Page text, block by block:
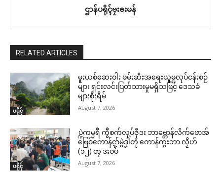
ဌာန်ပရိုၚ်ဗၠးၜးမန်
RELATED ARTICLES
ပရိုၚ်
မူးယစ်ဆေးဝါး ဖမ်းဆီးအရေးယူမှုလုပ်ငန်းစဉ်
များ ရှင်းလင်းပြတ်သားမှုမရှိသဖြင့် ဒေသခံ
များစိုးရိမ်
August 7, 2026
ပရိုၚ်
ပ္ဍဲကမ္မရဳ ကွဳစက်လုပ်ဇီုဒး ဘာဗ္တောန်လိက်ဖောအ်
ဗြေဝ်ကောန်ၚာ်မွဲဒၞါဲတုဲ ကောန်ကွးဘာ လၟိဟ်
(၁၂) တၠ ဒးဝပ်
August 7, 2026